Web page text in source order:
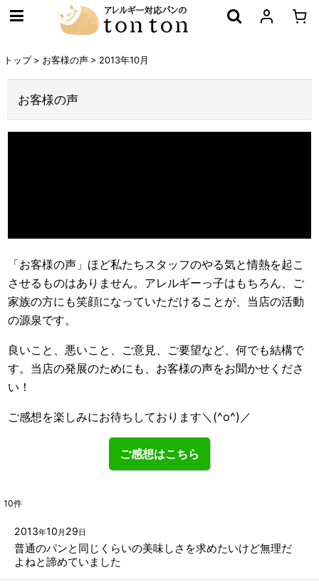
トップ > お客様の声 > 2013年10月
お客様の声
「お客様の声」ほど私たちスタッフのやる気と情熱を起こ
させるものはありません。アレルギーっ子はもちろん、ご
家族の方にも笑顔になっていただけることが、当店の活動
の源泉です。
良いこと、悪いこと、ご意見、ご要望など、何でも結構で
す。当店の発展のためにも、お客様の声をお聞かせくださ
い！
ご感想を楽しみにお待ちしております＼(^o^)／
ご感想はこちら
10件
2013年10 月 29日
普通のパンと同じくらいの美味しさを求めたいけど無理だ
よねと諦めていました